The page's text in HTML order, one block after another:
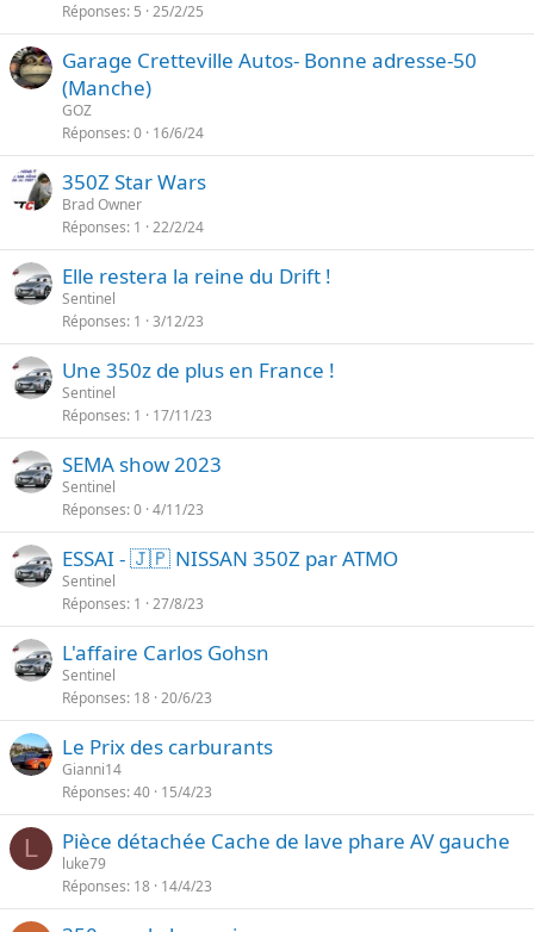
Réponses 5 25/2/25
Garage Cretteville Autos- Bonne adresse-50
(Manche)
GOZ
Réponses 0 16/6/24
350Z Star Wars
Brad Owner
Réponses 1 22/2/24
Elle restera la reine du Drift !
Sentinel
Réponses 1 3/12/23
Une 350z de plus en France !
Sentinel
Réponses 1 17/11/23
SEMA show 2023
Sentinel
Réponses 0 4/11/23
ESSAI - 🇯🇵 NISSAN 350Z par ATMO
Sentinel
Réponses 1 27/8/23
L'affaire Carlos Gohsn
Sentinel
Réponses 18 20/6/23
Le Prix des carburants
Gianni14
Réponses 40 15/4/23
L Pièce détachée Cache de lave phare AV gauche
luke79
Réponses 18 14/4/23